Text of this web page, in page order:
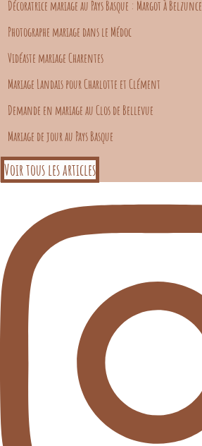
Décoratrice mariage au Pays Basque : Margot à Belzunce
Photographe mariage dans le Médoc
Vidéaste mariage Charentes
Mariage Landais pour Charlotte et Clément
Demande en mariage au Clos de Bellevue
Mariage de jour au Pays Basque
Voir tous les articles